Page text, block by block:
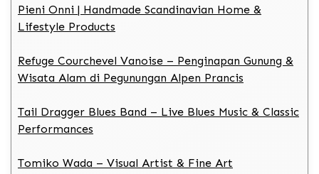
Pieni Onni | Handmade Scandinavian Home &
Lifestyle Products
Refuge Courchevel Vanoise – Penginapan Gunung &
Wisata Alam di Pegunungan Alpen Prancis
Tail Dragger Blues Band – Live Blues Music & Classic
Performances
Tomiko Wada – Visual Artist & Fine Art